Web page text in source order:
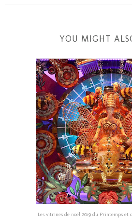
YOU MIGHT
Les vitrines de noël 2019 du Printemps et